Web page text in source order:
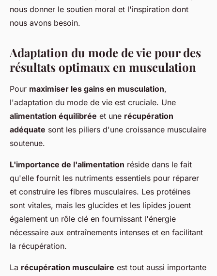
nous donner le soutien moral et l'inspiration dont
nous avons besoin.
Adaptation du mode de vie pour des
résultats optimaux en musculation
Pour maximiser les gains en musculation,
l'adaptation du mode de vie est cruciale. Une
alimentation équilibrée et une récupération
adéquate sont les piliers d'une croissance musculaire
soutenue.
L'importance de l'alimentation réside dans le fait
qu'elle fournit les nutriments essentiels pour réparer
et construire les fibres musculaires. Les protéines
sont vitales, mais les glucides et les lipides jouent
également un rôle clé en fournissant l'énergie
nécessaire aux entraînements intenses et en facilitant
la récupération.
La récupération musculaire est tout aussi importante